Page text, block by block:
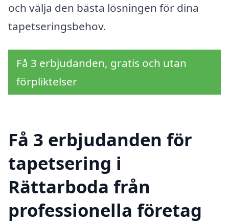
och välja den bästa lösningen för dina
tapetseringsbehov.
Få 3 erbjudanden, gratis och utan
förpliktelser
Få 3 erbjudanden för
tapetsering i
Rättarboda från
professionella företag